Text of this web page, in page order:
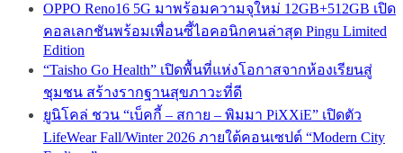
OPPO Reno16 5G มาพร้อมความจุใหม่ 12GB+512GB เปิด
คอลเลกชันพร้อมเพื่อนซี้ไอคอนิกคนล่าสุด Pingu Limited
Edition
“Taisho Go Health” เปิดพื้นที่แห่งโอกาสจากห้องเรียนสู่
ชุมชน สร้างรากฐานสุขภาวะที่ดี
ยูนิโคล่ ชวน “เบ็คกี้ – สกาย – พิมมา PiXXiE” เปิดตัว
LifeWear Fall/Winter 2026 ภายใต้คอนเซปต์ “Modern City